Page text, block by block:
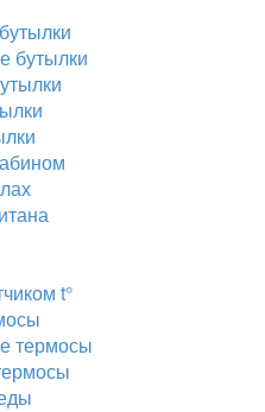
бутылки
t°
термосы